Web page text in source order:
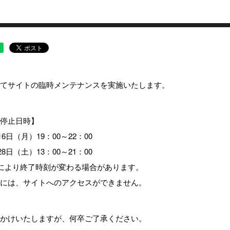
サイトの臨時メンテナンスを実施いたします。
止日時】
日（月）19：00～22：00
日（土）13：00～21：00
より終了時刻が変わる場合があります。
は、サイトへのアクセスができません。
けいたしますが、何卒ご了承ください。